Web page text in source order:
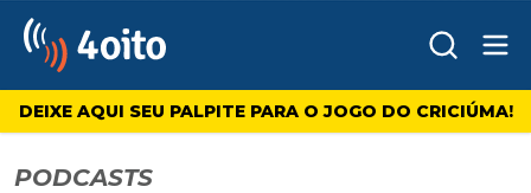
4oito
DEIXE AQUI SEU PALPITE PARA O JOGO DO CRICIÚMA!
PODCASTS